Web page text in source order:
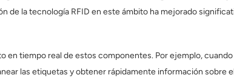
de la tecnología RFID en este ámbito ha mejorado
en tiempo real de estos componentes. Por ejemplo,
las etiquetas y obtener rápidamente información sobre